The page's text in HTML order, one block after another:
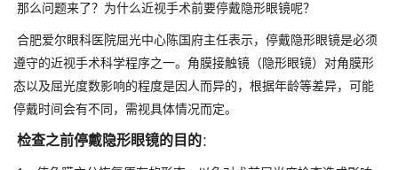
那么问题来了？为什么近视手术前要停戴隐形眼镜呢？
合肥爱尔眼科医院屈光中心陈国府主任表示，停戴隐形眼镜是必须
遵守的近视手术科学程序之一。角膜接触镜（隐形眼镜）对角膜形
态以及屈光度数影响的程度是因人而异的，根据年龄等差异，可能
停戴时间会有不同，需视具体情况而定。
检查之前停戴隐形眼镜的目的：